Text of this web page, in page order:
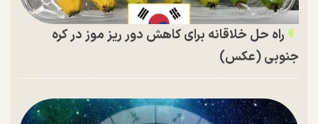
راه حل خلاقانه برای کاهش دور ریز موز در کره
جنوبی (عکس)